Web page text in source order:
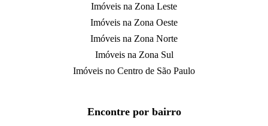
Imóveis na Zona Leste
Imóveis na Zona Oeste
Imóveis na Zona Norte
Imóveis na Zona Sul
Imóveis no Centro de São Paulo
Encontre por bairro